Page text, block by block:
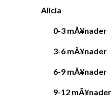
Alicia
0-3 mÃ¥nader
3-6 mÃ¥nader
6-9 mÃ¥nader
9-12 mÃ¥nader